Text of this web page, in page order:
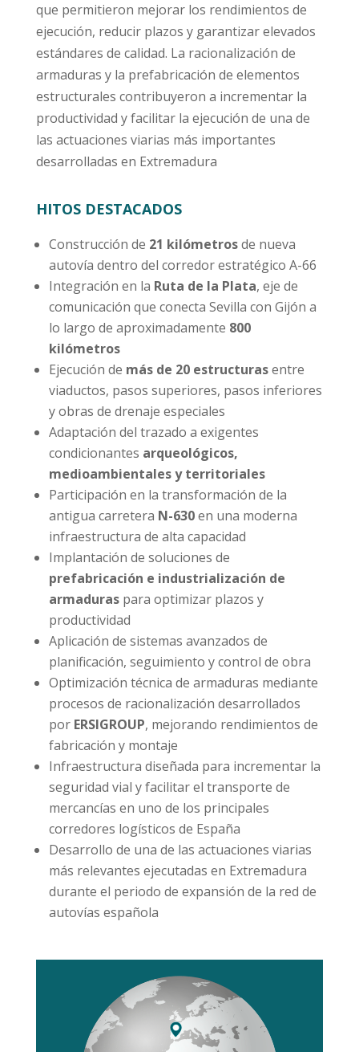
que permitieron mejorar los rendimientos de
ejecución, reducir plazos y garantizar elevados
estándares de calidad. La racionalización de
armaduras y la prefabricación de elementos
estructurales contribuyeron a incrementar la
productividad y facilitar la ejecución de una de
las actuaciones viarias más importantes
desarrolladas en Extremadura
HITOS DESTACADOS
Construcción de 21 kilómetrosde nueva
autovía dentro del corredor estratégico A-66
Integración en la Ruta de la Plata, eje de
comunicación que conecta Sevilla con Gijón a
lo largo de aproximadamente 800
kilómetros
Ejecución de más de 20 estructurasentre
viaductos, pasos superiores, pasos inferiores
y obras de drenaje especiales
Adaptación del trazado a exigentes
condicionantes arqueológicos,
medioambientales y territoriales
Participación en la transformación de la
antigua carretera N-630en una moderna
infraestructura de alta capacidad
Implantación de soluciones de
prefabricación e industrialización de
armaduraspara optimizar plazos y
productividad
Aplicación de sistemas avanzados de
planificación, seguimiento y control de obra
Optimización técnica de armaduras mediante
procesos de racionalización desarrollados
por ERSIGROUP, mejorando rendimientos de
fabricación y montaje
Infraestructura diseñada para incrementar la
seguridad vial y facilitar el transporte de
mercancías en uno de los principales
corredores logísticos de España
Desarrollo de una de las actuaciones viarias
más relevantes ejecutadas en Extremadura
durante el periodo de expansión de la red de
autovías española